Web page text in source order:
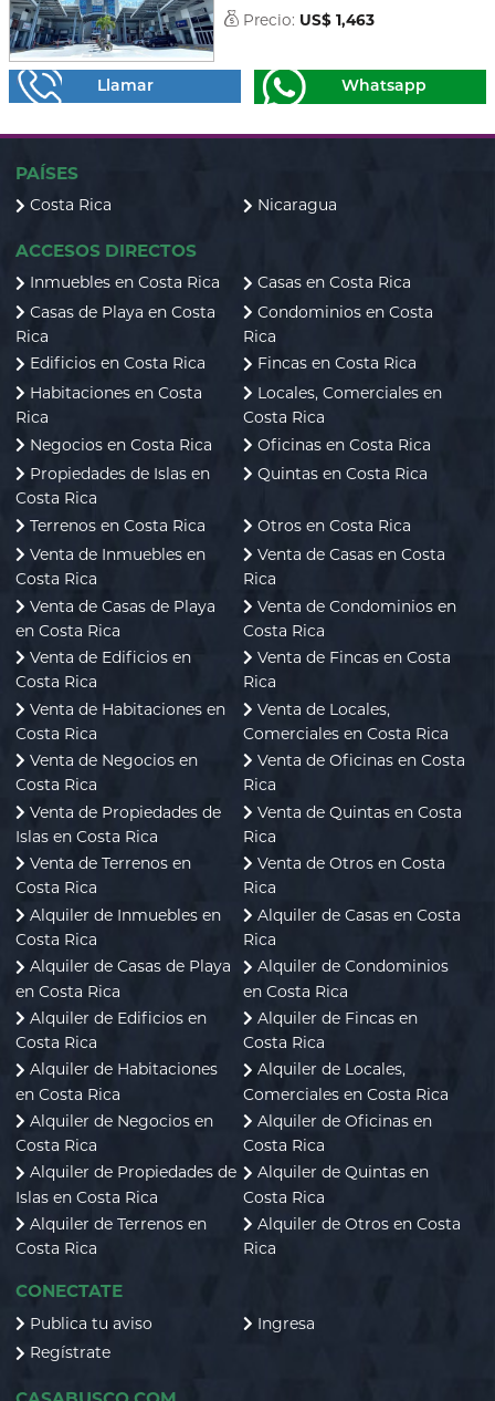
Precio: US$ 1,463
Llamar Whatsapp
PAÍSES
Costa Rica Nicaragua
ACCESOS DIRECTOS
Inmuebles en Costa Rica
Casas en Costa Rica
Casas de Playa en Costa
Rica
Condominios en Costa
Rica
Edificios en Costa Rica
Fincas en Costa Rica
Habitaciones en Costa
Rica
Locales, Comerciales en
Costa Rica
Negocios en Costa Rica
Oficinas en Costa Rica
Propiedades de Islas en
Costa Rica
Quintas en Costa Rica
Terrenos en Costa Rica
Otros en Costa Rica
Venta de Inmuebles en
Costa Rica
Venta de Casas en Costa
Rica
Venta de Casas de Playa
en Costa Rica
Venta de Condominios en
Costa Rica
Venta de Edificios en
Costa Rica
Venta de Fincas en Costa
Rica
Venta de Habitaciones en
Costa Rica
Venta de Locales,
Comerciales en Costa Rica
Venta de Negocios en
Costa Rica
Venta de Oficinas en Costa
Rica
Venta de Propiedades de
Islas en Costa Rica
Venta de Quintas en Costa
Rica
Venta de Terrenos en
Costa Rica
Venta de Otros en Costa
Rica
Alquiler de Inmuebles en
Costa Rica
Alquiler de Casas en Costa
Rica
Alquiler de Casas de Playa
en Costa Rica
Alquiler de Condominios
en Costa Rica
Alquiler de Edificios en
Costa Rica
Alquiler de Fincas en
Costa Rica
Alquiler de Habitaciones
en Costa Rica
Alquiler de Locales,
Comerciales en Costa Rica
Alquiler de Negocios en
Costa Rica
Alquiler de Oficinas en
Costa Rica
Alquiler de Propiedades de
Islas en Costa Rica
Alquiler de Quintas en
Costa Rica
Alquiler de Terrenos en
Costa Rica
Alquiler de Otros en Costa
Rica
CONECTATE
Publica tu aviso
Ingresa
Regístrate